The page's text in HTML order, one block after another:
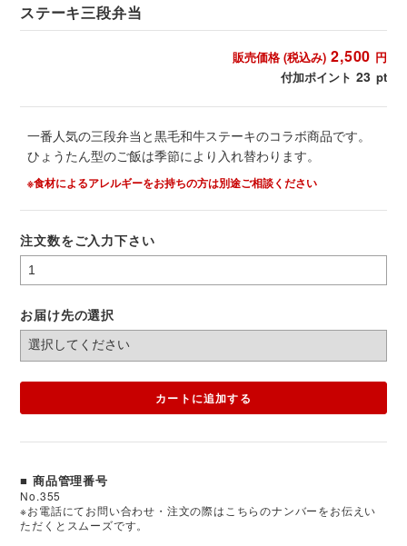
ステーキ三段弁当
販売価格 (税込み) 2,500 円
付加ポイント 23 pt
一番人気の三段弁当と黒毛和牛ステーキのコラボ商品です。
ひょうたん型のご飯は季節により入れ替わります。
※食材によるアレルギーをお持ちの方は別途ご相談ください
注文数をご入力下さい
お届け先の選択
カートに追加する
■ 商品管理番号
No.355
※お電話にてお問い合わせ・注文の際はこちらのナンバーをお伝えい
ただくとスムーズです。